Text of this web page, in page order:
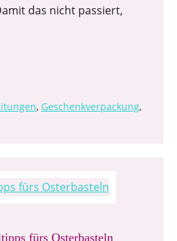
das nicht passiert,
, Geschenkverpackung,
fürs Osterbasteln